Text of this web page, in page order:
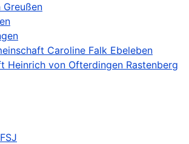
Greußen
Caroline Falk Ebeleben
Heinrich von Ofterdingen Rastenberg